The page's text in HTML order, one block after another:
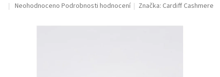
Průměrné
produktu
Neohodnoceno Podrobnosti hodnocení Značka: Cardiff Cashmere